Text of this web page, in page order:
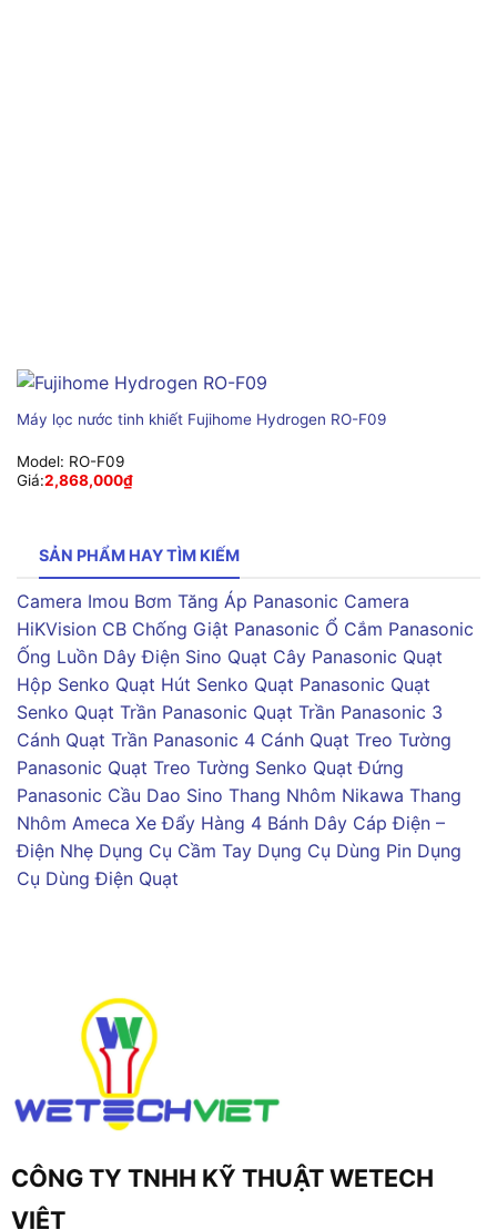
Máy lọc nước tinh khiết Fujihome Hydrogen RO-F09
Model: RO-F09
Giá:2,868,000₫
SẢN PHẨM HAY TÌM KIẾM
Camera Imou Bơm Tăng Áp Panasonic Camera
HiKVision CB Chống Giật Panasonic Ổ Cắm Panasonic
Ống Luồn Dây Điện Sino Quạt Cây Panasonic Quạt
Hộp Senko Quạt Hút Senko Quạt Panasonic Quạt
Senko Quạt Trần Panasonic Quạt Trần Panasonic 3
Cánh Quạt Trần Panasonic 4 Cánh Quạt Treo Tường
Panasonic Quạt Treo Tường Senko Quạt Đứng
Panasonic Cầu Dao Sino Thang Nhôm Nikawa Thang
Nhôm Ameca Xe Đẩy Hàng 4 Bánh Dây Cáp Điện –
Điện Nhẹ Dụng Cụ Cầm Tay Dụng Cụ Dùng Pin Dụng
Cụ Dùng Điện Quạt
CÔNG TY TNHH KỸ THUẬT WETECH
VIỆT